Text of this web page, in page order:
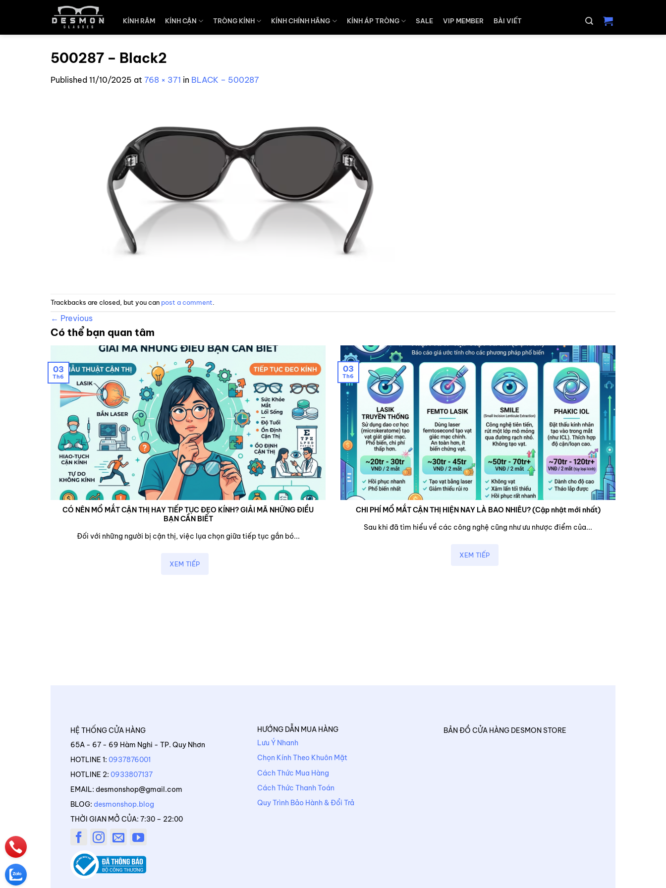
KÍNH RÂM KÍNH CẬN TRÒNG KÍNH KÍNH CHÍNH HÃNG KÍNH ÁP TRÒNG SALE VIP MEMBER BÀI VIẾT
500287 – Black2
Published 11/10/2025 at 768 × 371 in BLACK – 500287
Trackbacks are closed, but you can post a comment
← Previous
Có thể bạn quan tâm
CÓ NÊN MỔ MẮT CẬN THỊ HAY TIẾP TỤC ĐEO KÍNH? GIẢI MÃ NHỮNG ĐIỀU
BẠN CẦN BIẾT
Đối với những người bị cận thị, việc lụa chọn giữa tiếp tục gắn bó...
XEM TIẾP
03
Th6
CHI PHÍ MỔ MẮT CẬN THỊ HIỆN NAY LÀ BAO NHIÊU? (Cập nhật mới nhất)
Sau khi đã tìm hiểu về các công nghệ cũng như ưu nhược điểm của...
XEM TIẾP
03
Th6
HỆ THỐNG CỬA HÀNG
65A - 67 - 69 Hàm Nghi - TP. Quy Nhơn
HOTLINE 1: 0937876001
HOTLINE 2: 0933807137
EMAIL: desmonshop@gmail.com
BLOG: desmonshop.blog
THỜI GIAN MỞ CỦA: 7:30 – 22:00
HƯỚNG DẪN MUA HÀNG
Lưu Ý Nhanh
Chọn Kính Theo Khuôn Mặt
Cách Thức Mua Hàng
Cách Thức Thanh Toán
Quy Trình Bảo Hành & Đổi Trả
BẢN ĐỒ CỬA HÀNG DESMON STORE